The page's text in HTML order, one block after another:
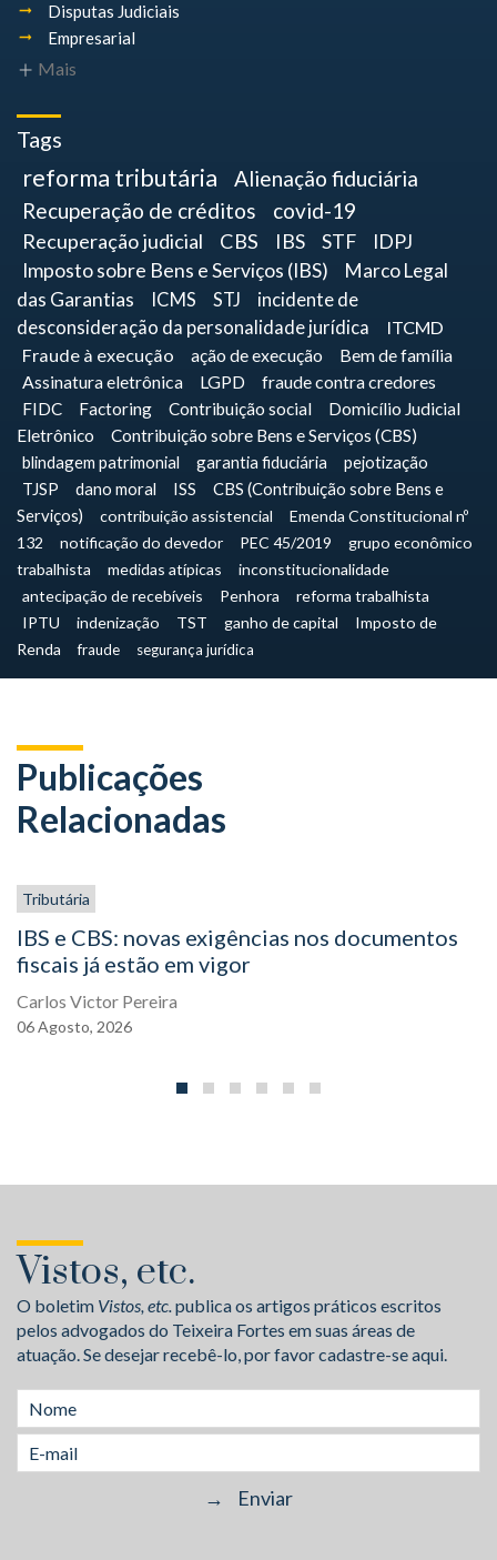
Disputas Judiciais
Empresarial
Mais
Tags
reforma tributária
Alienação fiduciária
Recuperação de créditos
covid-19
Recuperação judicial CBS IBS STF
IDPJ
Imposto sobre Bens e Serviços (IBS)
Marco Legal
das Garantias
ICMS STJ
incidente de
desconsideração da personalidade jurídica
ITCMD
Fraude à execução
ação de execução
Bem de família
Assinatura eletrônica
LGPD fraude contra credores
FIDC Factoring Contribuição social
Domicílio Judicial
Eletrônico
Contribuição sobre Bens e Serviços (CBS)
blindagem patrimonial
garantia fiduciária
pejotização
TJSP
dano moral ISS
CBS (Contribuição sobre Bens e
Serviços)
contribuição assistencial
Emenda Constitucional nº
132
notificação do devedor PEC 45/2019
grupo econômico
trabalhista
medidas atípicas
inconstitucionalidade
antecipação de recebíveis
Penhora
reforma trabalhista
IPTU
indenização TST ganho de capital
Imposto de
Renda
fraude segurança jurídica
Publicações
Relacionadas
Tributária
IBS e CBS: novas exigências nos documentos
fiscais já estão em vigor
Carlos Victor Pereira
06Agosto, 2026
Vistos, etc.
O boletim Vistos, etc.publica os artigos práticos escritos
pelos advogados do Teixeira Fortes em suas áreas de
atuação. Se desejar recebê-lo, por favor cadastre-se aqui.